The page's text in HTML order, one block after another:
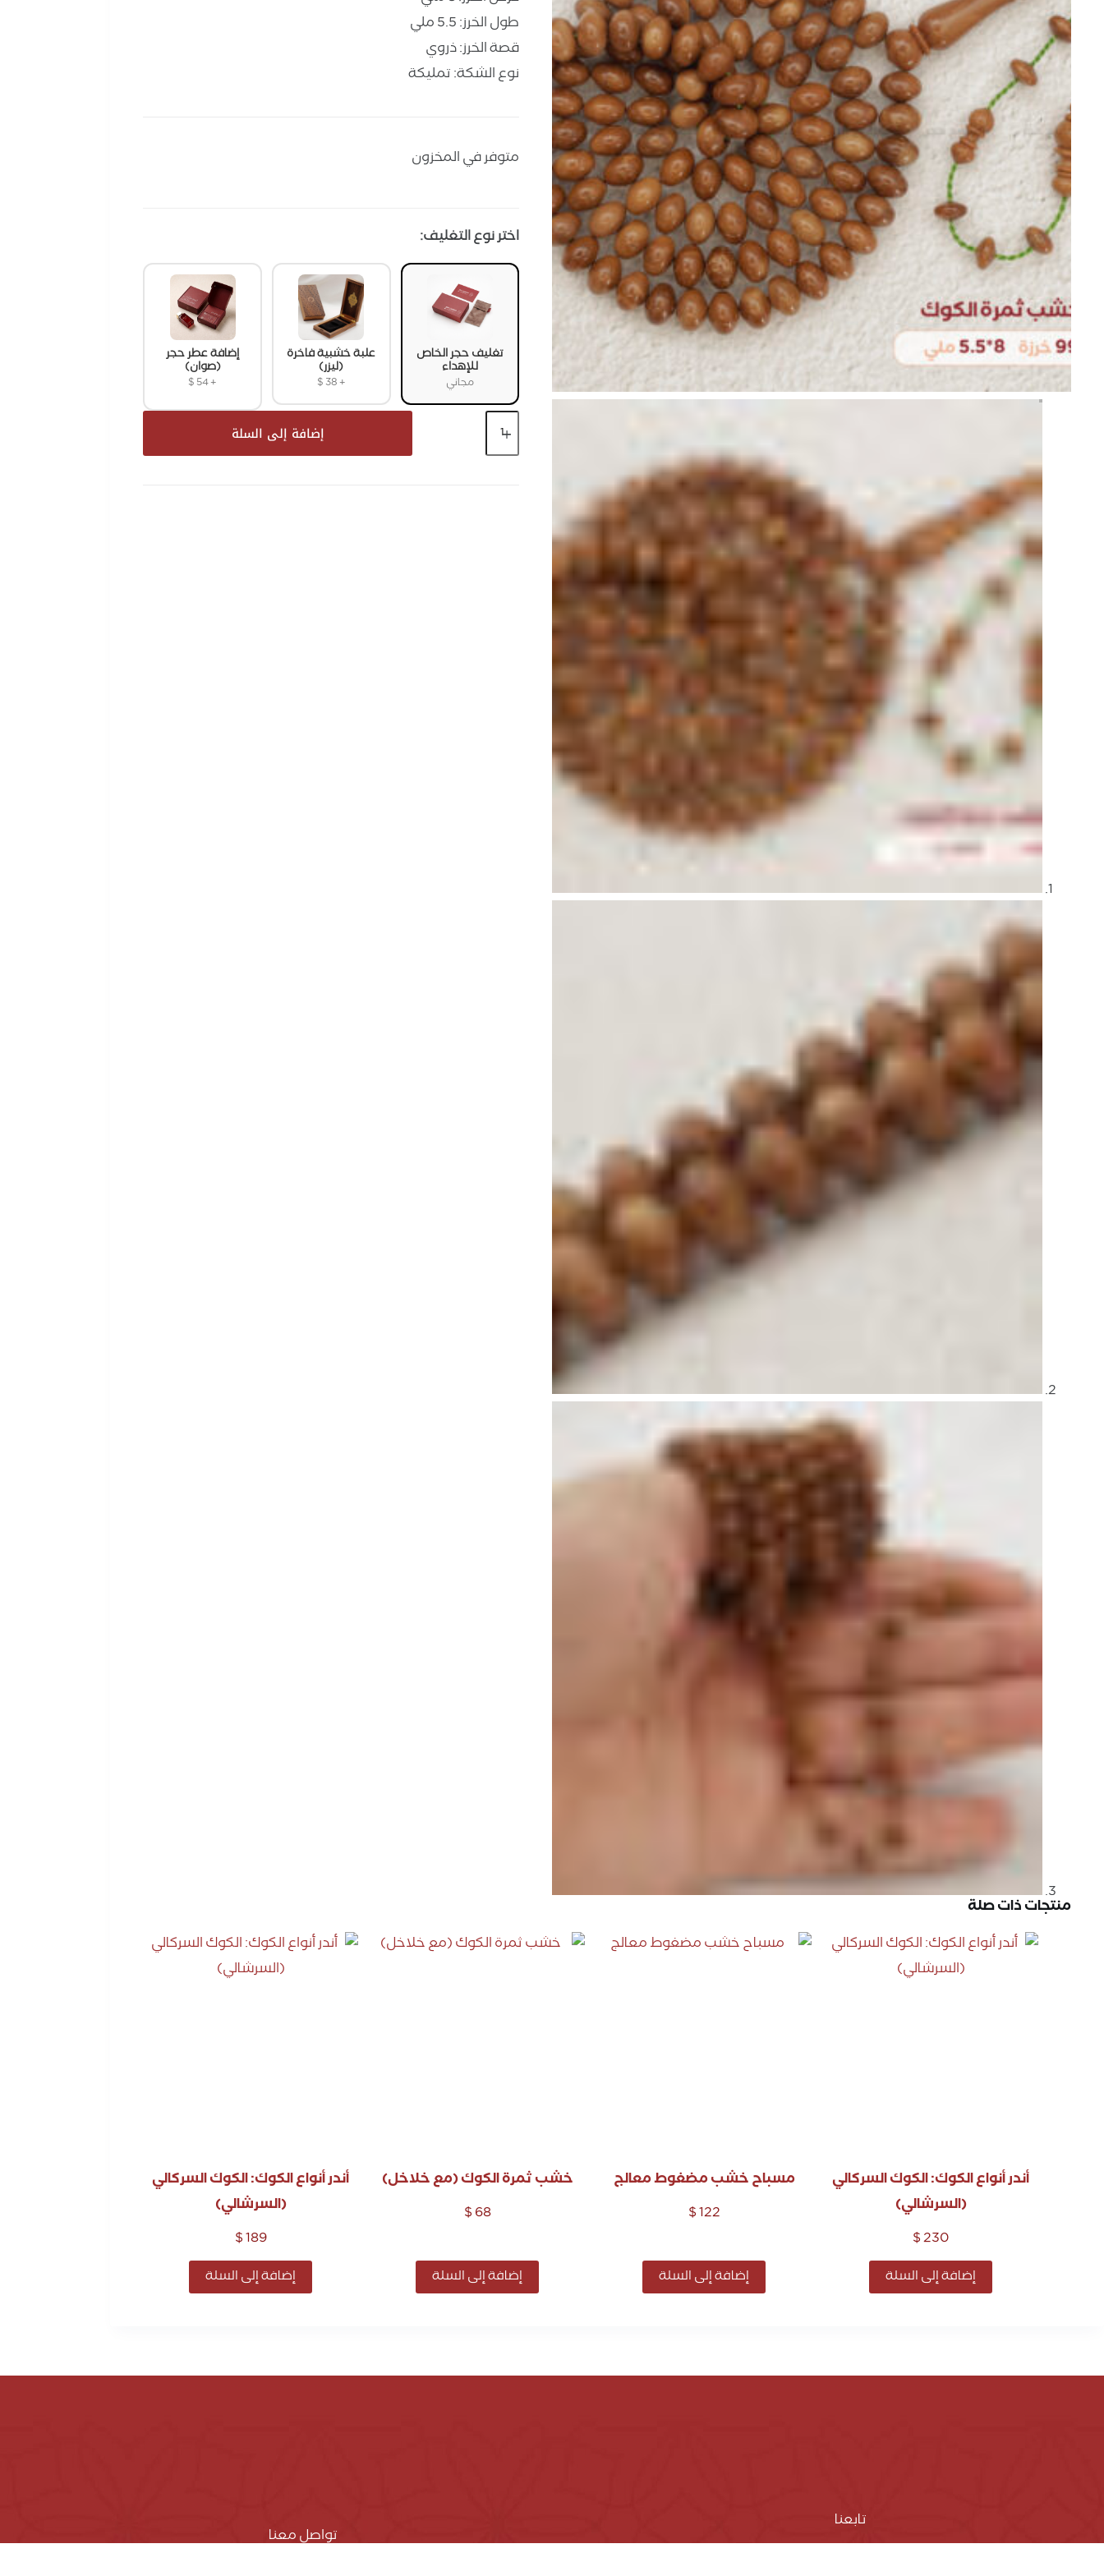
طول الخرز: 5.5 ملي
قصة الخرز: ذروي
نوع الشكة: تمليكة
متوفر في المخزون
اختر نوع التغليف:
تغليف حجر الخاص
للإهداء
مجاني
علبة خشبية فاخرة
(ليزر)
+
$38
إضافة عطر حجر
(صوان)
+
$54
إضافة إلى السلة
منتجات ذات صلة
أندر أنواع الكوك: الكوك السركالي
(السرشالي)
$230
إضافة إلى السلة
مسباح خشب مضغوط معالج
$122
إضافة إلى السلة
خشب ثمرة الكوك (مع خلاخل)
$68
إضافة إلى السلة
أندر أنواع الكوك: الكوك السركالي
(السرشالي)
$189
إضافة إلى السلة
تابعنا
تواصل معنا